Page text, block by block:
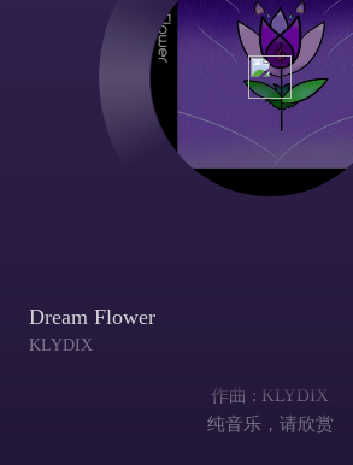
Dream Flower
KLYDIX
作曲 : KLYDIX
纯音乐，请欣赏